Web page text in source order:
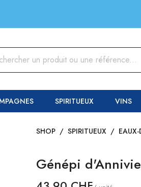
SPIRITUEUX VINS
SHOP / SPIRITUEUX /
Génépi